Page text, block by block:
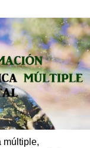
múltiple,